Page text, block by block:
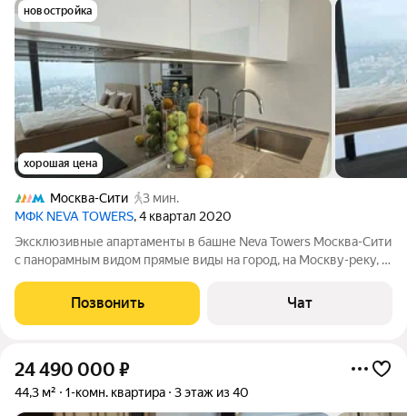
новостройка
хорошая цена
Москва-Сити
3 мин.
МФК NEVA TOWERS, 4 квартал 2020
Эксклюзивные апартаменты в башне Neva Towers Москва-Сити
с панорамным видом прямые виды на город, на Москву-реку, в
полностью меблированы и укомплектованы техникой Bosch
современные инженерные
Позвонить Чат
24 490 000 ₽
44,3 м² 1-комн. квартира 3 этаж из 40